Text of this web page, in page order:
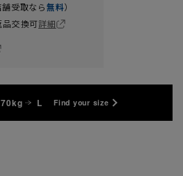
受取なら無料）
品交換可詳細
L Find your size